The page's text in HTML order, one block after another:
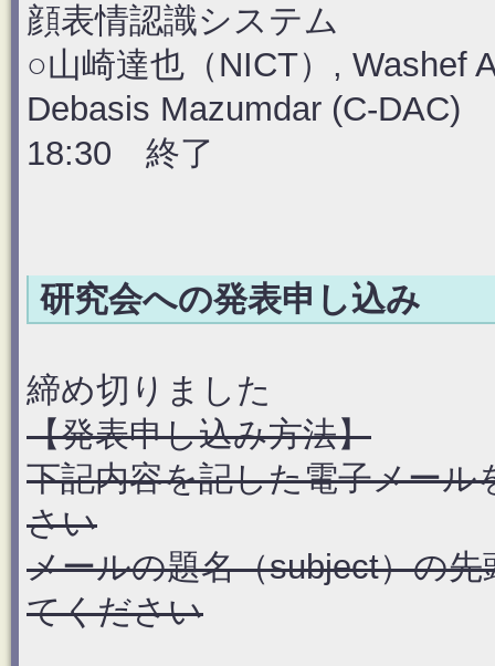
顔表情認識システム
○山崎達也（NICT）, Washef
Debasis Mazumdar (C-DAC)
18:30 終了
研究会への発表申し込み
締め切りました
【発表申し込み方法】
下記内容を記した電子メー
さい
メールの題名（subject）の
てください